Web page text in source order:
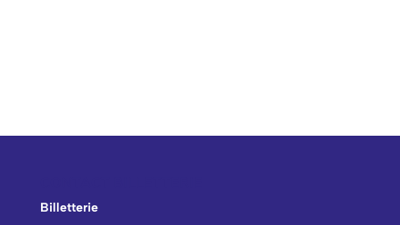
Billetterie